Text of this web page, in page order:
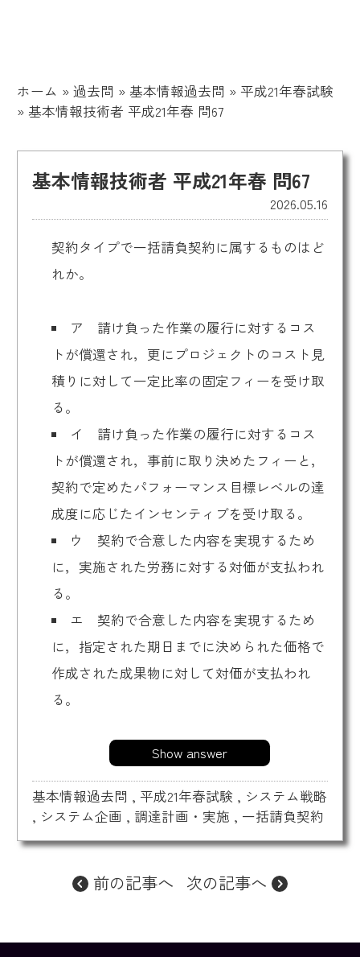
ホーム » 過去問 » 基本情報過去問 » 平成21年春試験
»基本情報技術者 平成21年春 問67
基本情報技術者 平成21年春 問67
2026.05.16
契約タイプで一括請負契約に属するものはど
れか。
ア 請け負った作業の履行に対するコス
トが償還され，更にプロジェクトのコスト見
積りに対して一定比率の固定フィーを受け取
る。
イ 請け負った作業の履行に対するコス
トが償還され，事前に取り決めたフィーと，
契約で定めたパフォーマンス目標レベルの達
成度に応じたインセンティブを受け取る。
ウ 契約で合意した内容を実現するため
に，実施された労務に対する対価が支払われ
る。
エ 契約で合意した内容を実現するため
に，指定された期日までに決められた価格で
作成された成果物に対して対価が支払われ
る。
Show answer
基本情報過去問 , 平成21年春試験 , システム戦略
, システム企画 , 調達計画・実施 , 一括請負契約
前の記事へ 次の記事へ